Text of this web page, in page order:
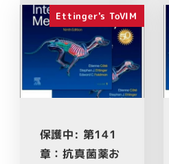
Ettinger's ToVIM
保護中: 第141
章：抗真菌薬お